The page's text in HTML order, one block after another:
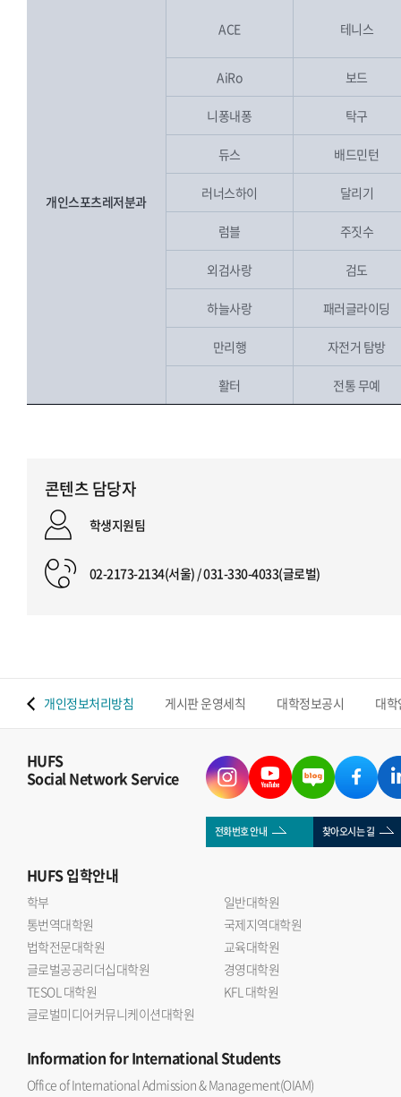
개인스포츠레저분과
ACE 테니스
AiRo 보드
니퐁내퐁 탁구
듀스 배드민턴
러너스하이 달리기
럼블 주짓수
외검사랑 검도
하늘사랑 패러글라이딩
만리행 자전거 탐방
활터 전통 무예
콘텐츠 담당자
학생지원팀
02-2173-2134(서울) / 031-330-4033(글로벌)
개인정보처리방침 게시판 운영세칙 대학정보공시 대
HUFS
Social Network Service
전화번호 안내 찾아오시는 길
HUFS입학안내
학부
일반대학원
통번역대학원
국제지역대학원
법학전문대학원
교육대학원
글로벌공공리더십대학원
경영대학원
TESOL 대학원
KFL 대학원
글로벌미디어커뮤니케이션대학원
Informationfor International Students
Office of International Admission & Management(OIAM)